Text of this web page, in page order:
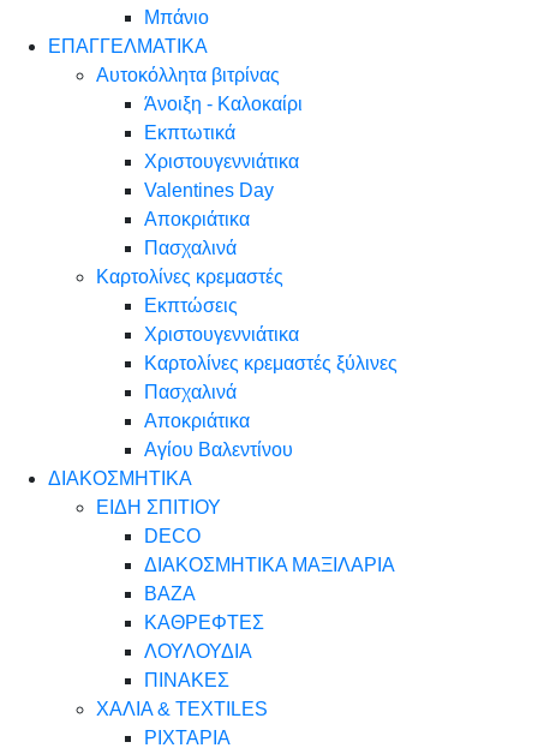
Μπάνιο
ΕΠΑΓΓΕΛΜΑΤΙΚΑ
Αυτοκόλλητα βιτρίνας
Άνοιξη - Καλοκαίρι
Εκπτωτικά
Χριστουγεννιάτικα
Valentines Day
Αποκριάτικα
Πασχαλινά
Καρτολίνες κρεμαστές
Εκπτώσεις
Χριστουγεννιάτικα
Καρτολίνες κρεμαστές ξύλινες
Πασχαλινά
Αποκριάτικα
Αγίου Βαλεντίνου
ΔΙΑΚΟΣΜΗΤΙΚΑ
ΕΙΔΗ ΣΠΙΤΙΟΥ
DECO
ΔΙΑΚΟΣΜΗΤΙΚΑ ΜΑΞΙΛΑΡΙΑ
ΒΑΖΑ
ΚΑΘΡΕΦΤΕΣ
ΛΟΥΛΟΥΔΙΑ
ΠΙΝΑΚΕΣ
ΧΑΛΙΑ & TEXTILES
ΡΙΧΤΑΡΙΑ